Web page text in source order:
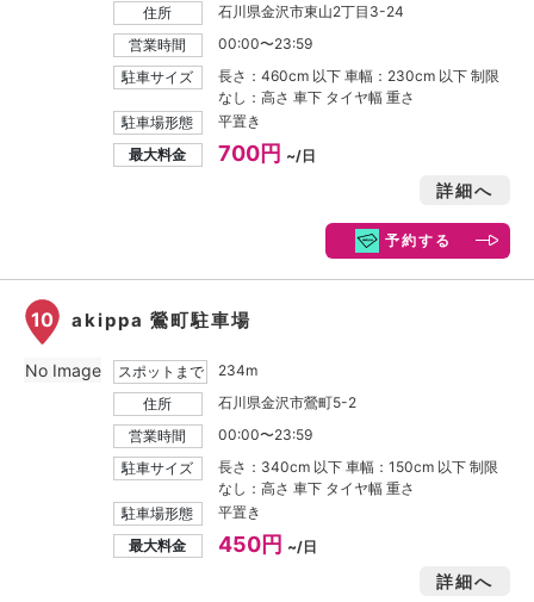
住所
石川県金沢市東山2丁目3-24
営業時間
00:00〜23:59
駐車サイズ
長さ：460cm 以下 車幅：230cm 以下 制限
なし：高さ 車下 タイヤ幅 重さ
駐車場形態
平置き
最大料金
700円 ~/日
詳細へ
予約する
10 akippa 鶯町駐車場
スポットまで
234m
住所
石川県金沢市鶯町5-2
営業時間
00:00〜23:59
駐車サイズ
長さ：340cm 以下 車幅：150cm 以下 制限
なし：高さ 車下 タイヤ幅 重さ
駐車場形態
平置き
最大料金
450円 ~/日
詳細へ
No Image